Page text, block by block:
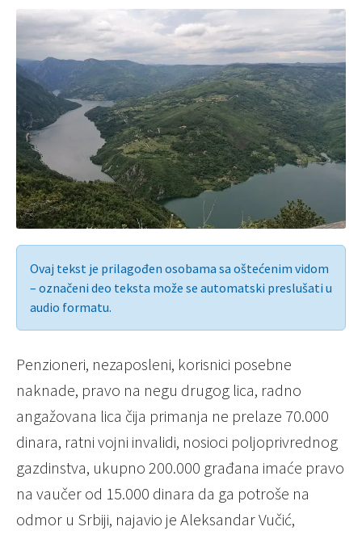
Ovaj tekst je prilagođen osobama sa oštećenim vidom
– označeni deo teksta može se automatski preslušati u
audio formatu.
Penzioneri, nezaposleni, korisnici posebne
naknade, pravo na negu drugog lica, radno
angažovana lica čija primanja ne prelaze 70.000
dinara, ratni vojni invalidi, nosioci poljoprivrednog
gazdinstva, ukupno 200.000 građana imaće pravo
na vaučer od 15.000 dinara da ga potroše na
odmor u Srbiji, najavio je Aleksandar Vučić,